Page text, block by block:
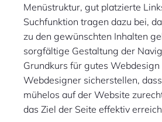
Menüstruktur, gut platzierte
Suchfunktion tragen dazu bei,
zu den gewünschten Inhalten
sorgfältige Gestaltung der
Grundkurs für gutes Webdesign
Webdesigner sicherstellen,
mühelos auf der Website
das Ziel der Seite effektiv